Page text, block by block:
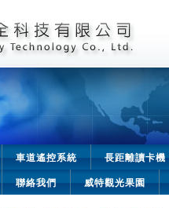
車道遙控系統
長距離讀卡機
聯絡我們 威特觀光果園